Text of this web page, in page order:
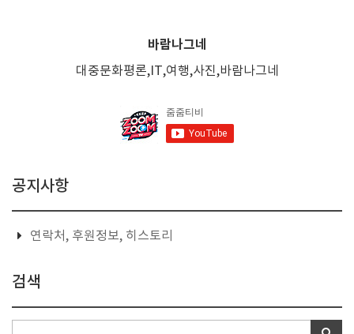
바람나그네
대중문화평론,IT,여행,사진,바람나그네
공지사항
연락처, 후원정보, 히스토리
검색